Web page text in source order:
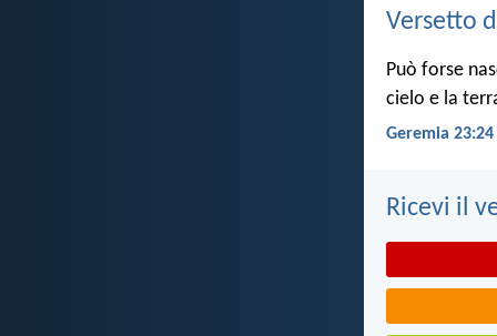
Versetto
Può forse
cielo e la
Geremia 23:24
Ricevi il